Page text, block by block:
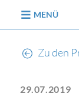
MENÜ
Zu den
29.07.2019